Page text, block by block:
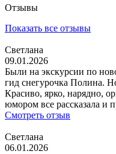
Отзывы
Показать все отзывы
Светлана
09.01.2026
Были на экскурсии по
гид снегурочка Полина.
Красиво, ярко, нарядно,
юмором все рассказала и
Смотреть отзыв
Светлана
06.01.2026